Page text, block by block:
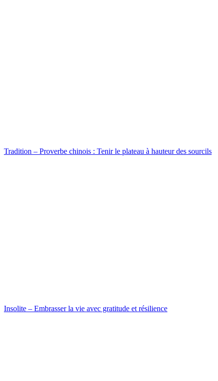
Tradition – Proverbe chinois : Tenir le plateau à hauteur des sourcils
Insolite – Embrasser la vie avec gratitude et résilience